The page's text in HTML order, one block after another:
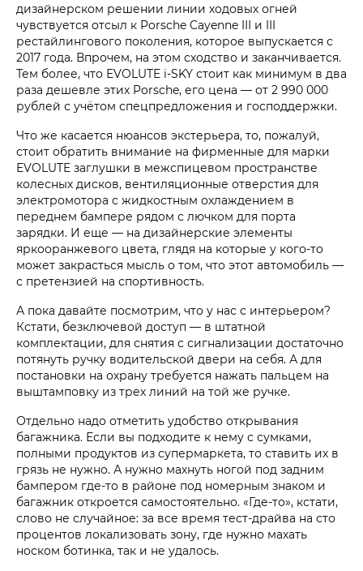
дизайнерском решении линии ходовых огней
чувствуется отсыл к Porsche Cayenne III и III
рестайлингового поколения, которое выпускается с
2017 года. Впрочем, на этом сходство и заканчивается.
Тем более, что EVOLUTE i‑SKY стоит как минимум в два
раза дешевле этих Porsche, его цена — от 2 990 000
рублей с учётом спецпредложения и господдержки.
Что же касается нюансов экстерьера, то, пожалуй,
стоит обратить внимание на фирменные для марки
EVOLUTE заглушки в межспицевом пространстве
колесных дисков, вентиляционные отверстия для
электромотора с жидкостным охлаждением в
переднем бампере рядом с лючком для порта
зарядки. И еще — на дизайнерские элементы
яркооранжевого цвета, глядя на которые у кого-то
может закрасться мысль о том, что этот автомобиль —
с претензией на спортивность.
А пока давайте посмотрим, что у нас с интерьером?
Кстати, безключевой доступ — в штатной
комплектации, для снятия с сигнализации достаточно
потянуть ручку водительской двери на себя. А для
постановки на охрану требуется нажать пальцем на
выштамповку из трех линий на той же ручке.
Отдельно надо отметить удобство открывания
багажника. Если вы подходите к нему с сумками,
полными продуктов из супермаркета, то ставить их в
грязь не нужно. А нужно махнуть ногой под задним
бампером где-то в районе под номерным знаком и
багажник откроется самостоятельно. «Где-то», кстати,
слово не случайное: за все время тест-драйва на сто
процентов локализовать зону, где нужно махать
носком ботинка, так и не удалось.